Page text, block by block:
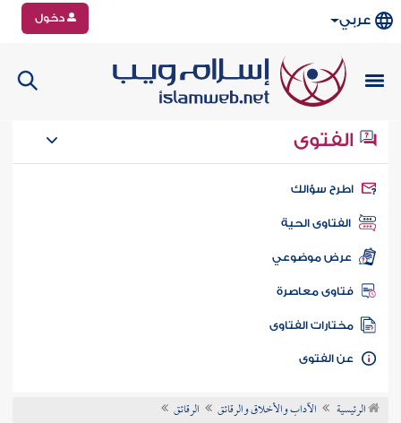
عربي دخول
الفتوى
سؤالك
الفتاوى الحية
عرض موضوعي
فتاوى معاصرة
مختارات الفتاوى
الفتوى
الرئيسية الآداب والأخلاق والرقائق الرقائق